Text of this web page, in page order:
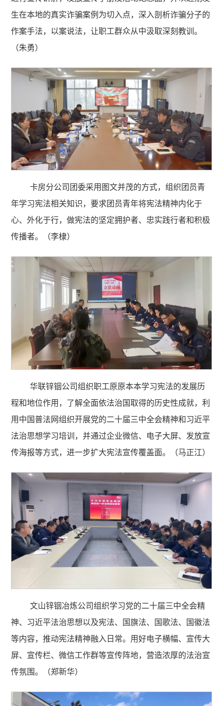
生在本地的真实诈骗案例为切入点，深入剖析诈骗分子的
作案手法，以案说法，让职工群众从中汲取深刻教训。
（朱勇）
卡房分公司团委采用图文并茂的方式，组织团员青
年学习宪法相关知识，要求团员青年将宪法精神内化于
心、外化于行，做宪法的坚定拥护者、忠实践行者和积极
传播者。（李棣）
华联锌铟公司组织职工原原本本学习宪法的发展历
程和地位作用，了解全面依法治国取得的历史性成就，利
用中国普法网组织开展党的二十届三中全会精神和习近平
法治思想学习培训，并通过企业微信、电子大屏、发放宣
传海报等方式，进一步扩大宪法宣传覆盖面。（马正江）
文山锌铟冶炼公司组织学习党的二十届三中全会精
神、习近平法治思想以及宪法、国旗法、国歌法、国徽法
等内容，推动宪法精神融入日常。用好电子横幅、宣传大
屏、宣传栏、微信工作群等宣传阵地，营造浓厚的法治宣
传氛围。（郑新华）